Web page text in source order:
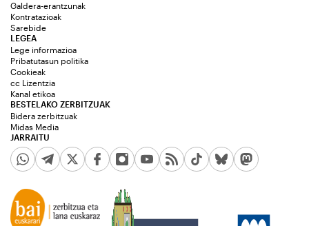
Galdera-erantzunak
Kontratazioak
Sarebide
JARRAITU
LEGEA
Lege informazioa
Pribatutasun politika
Cookieak
cc Lizentzia
Kanal etikoa
BESTELAKO ZERBITZUAK
Bidera zerbitzuak
Midas Media